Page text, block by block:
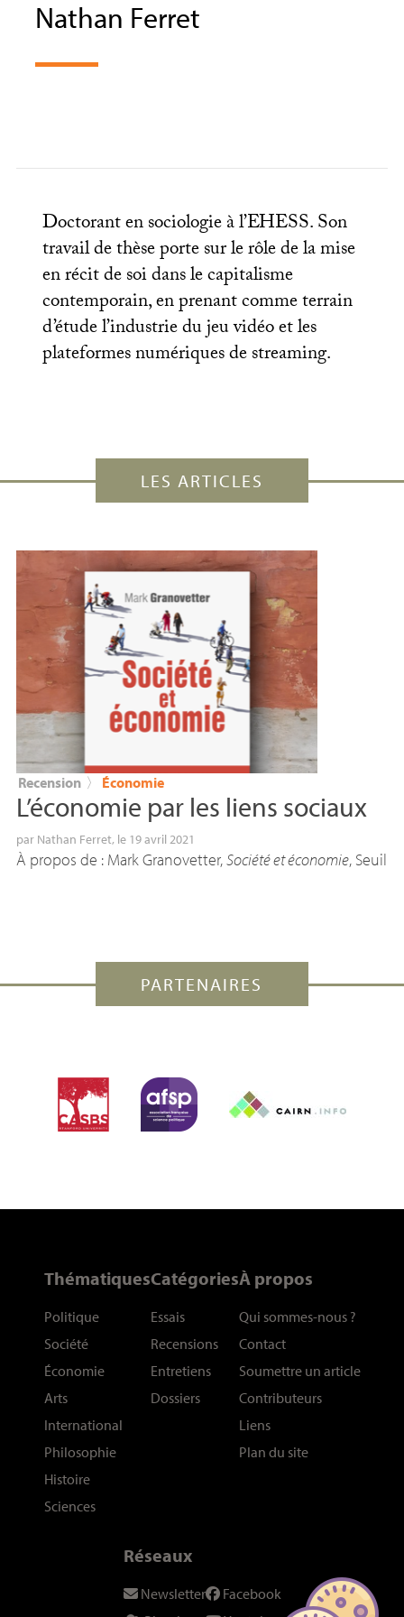
Nathan Ferret
Doctorant en sociologie à l’EHESS. Son
travail de thèse porte sur le rôle de la mise
en récit de soi dans le capitalisme
contemporain, en prenant comme terrain
d’étude l’industrie du jeu vidéo et les
plateformes numériques de streaming.
LES ARTICLES
Recension 〉 Économie
L’économie par les liens sociaux
par Nathan Ferret, le 19 avril 2021
À propos de : Mark Granovetter,Société et économie, Seuil
PARTENAIRES
Thématiques
Politique
Société
Économie
Arts
International
Philosophie
Histoire
Sciences
Catégories
Essais
Recensions
Entretiens
Dossiers
À propos
Qui sommes-nous ?
Contact
Soumettre un article
Contributeurs
Liens
Plan du site
Réseaux
Newsletter
Facebook